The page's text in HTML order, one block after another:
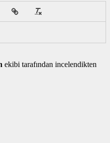
ekibi tarafından incelendikten